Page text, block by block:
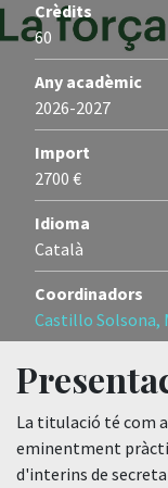
Crèdits
60
Any acadèmic
2026-2027
Import
2700 €
Idioma
Català
Coordinadors
Castillo Solsona,
La titulació té com
eminentment
d'interins de